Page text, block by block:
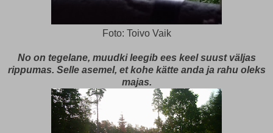
Foto: Toivo Vaik
No on tegelane, muudki leegib ees keel suust väljas
rippumas. Selle asemel, et kohe kätte anda ja rahu oleks
majas.